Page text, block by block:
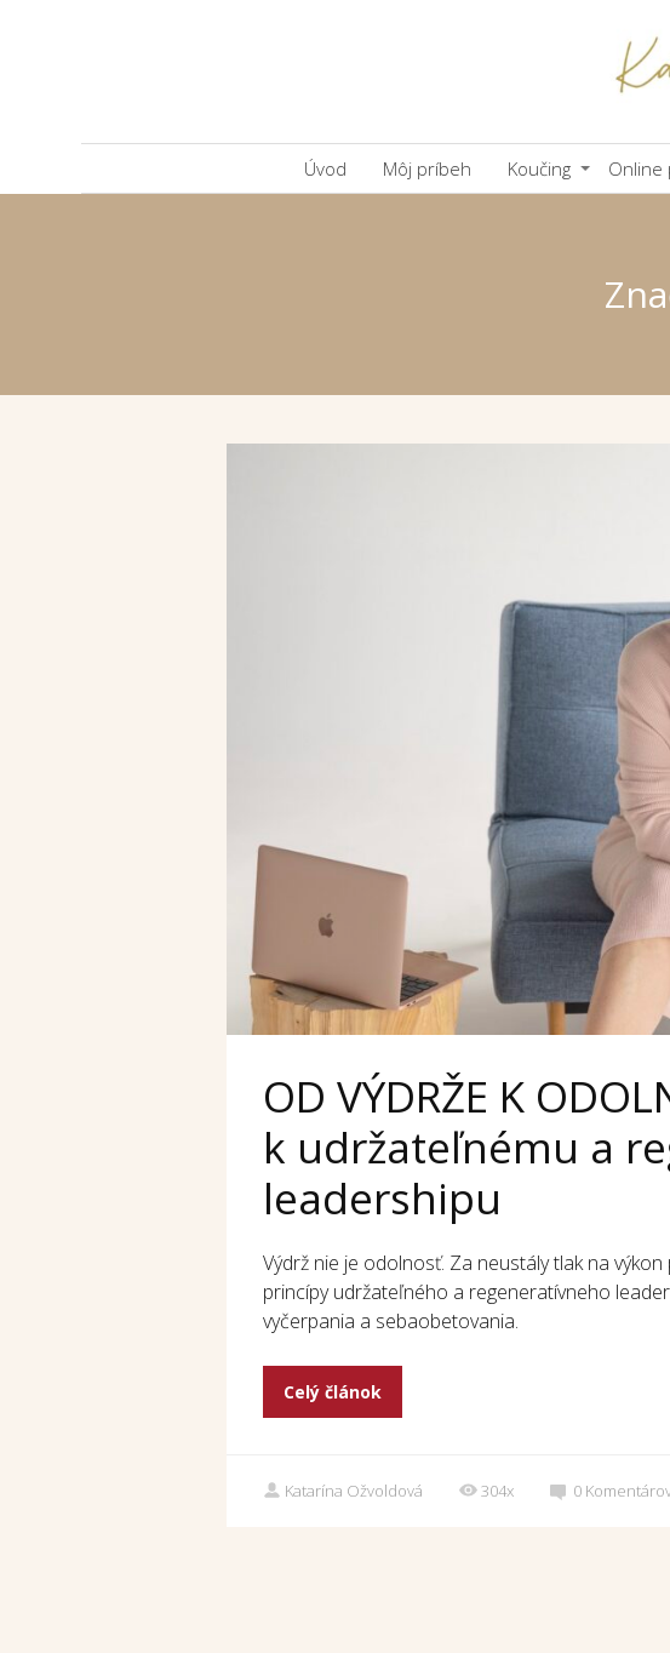
Úvod Môj príbeh Koučing Online
OD VÝDRŽE K
k udržateľnému a
leadershipu
Výdrž nie je odolnosť. Za neustály tlak na
princípy udržateľného a regeneratívneho
vyčerpania a sebaobetovania.
Celý článok
Katarína Ožvoldová 304x 0